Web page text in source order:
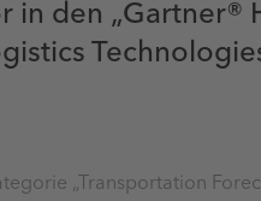
in den
„Transportation